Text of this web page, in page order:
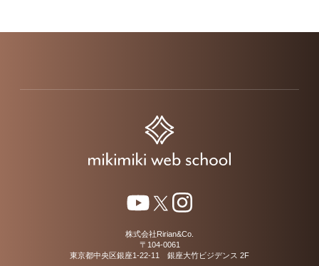
株式会社Ririan&Co.
〒104-0061
東京都中央区銀座1-22-11 銀座大竹ビジデンス 2F